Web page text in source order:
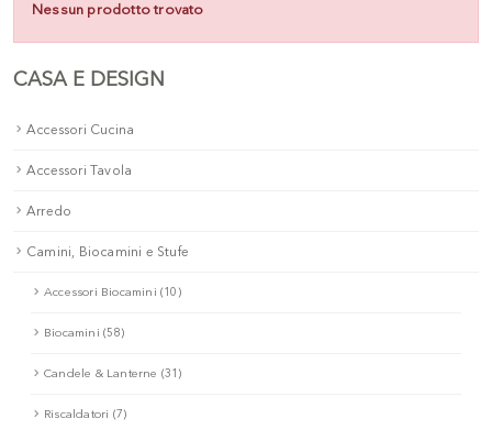
CASA E DESIGN
Accessori Cucina
Accessori Tavola
Arredo
Camini, Biocamini e Stufe
Accessori Biocamini (10)
Biocamini (58)
Candele & Lanterne (31)
Riscaldatori (7)
Nessun prodotto trovato